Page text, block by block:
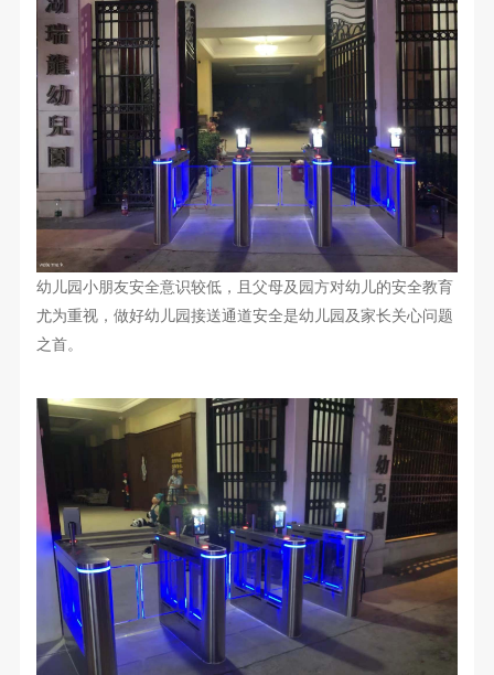
幼儿园小朋友安全意识较低，且 父母及园方对幼儿的安全教育
尤为重视， 做好幼儿园 接送通道安全是幼儿园 及家长关心问题
之首。